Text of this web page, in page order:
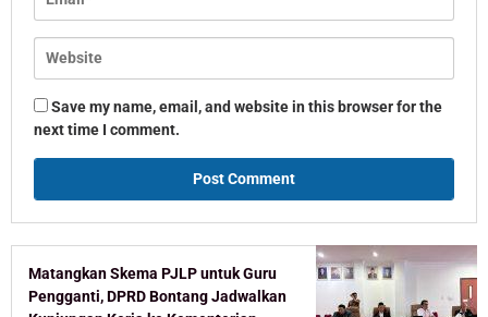
Save my name, email, and website in this browser for the
next time I comment.
Matangkan Skema PJLP untuk Guru
Pengganti, DPRD Bontang Jadwalkan